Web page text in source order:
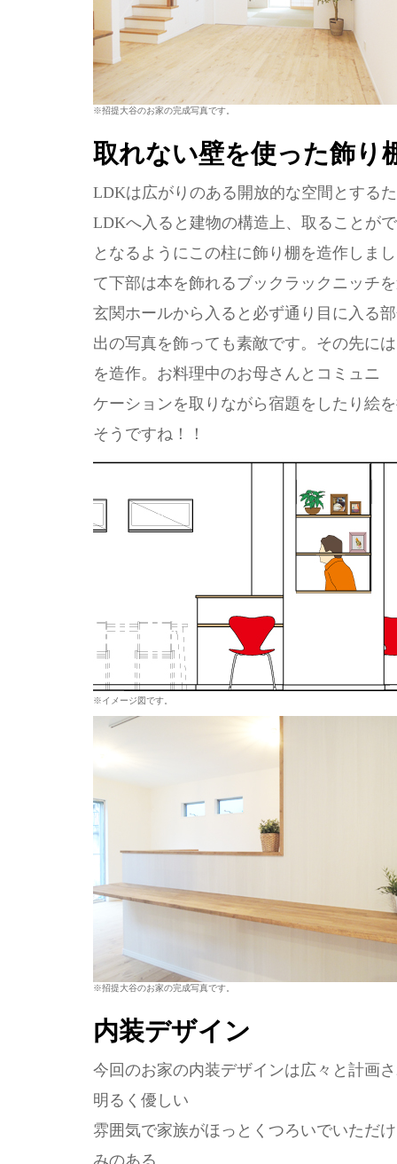
※招提大谷のお家の完成写真です。
取れない壁を使った飾り
LDKは広がりのある開放的な空間とする
LDKへ入ると建物の構造上、取ることが
となるようにこの柱に飾り棚を造作しま
て下部は本を飾れるブックラックニッチ
玄関ホールから入ると必ず通り目に入る
出の写真を飾っても素敵です。その先に
を造作。お料理中のお母さんとコミュニ
ケーションを取りながら宿題をしたり絵
そうですね！！
※イメージ図です。
※招提大谷のお家の完成写真です。
内装デザイン
今回のお家の内装デザインは広々と計画
明るく優しい
雰囲気で家族がほっとくつろいでいただ
みのある